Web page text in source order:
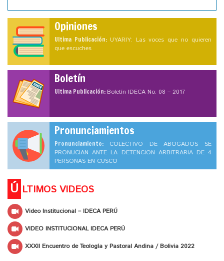
Opiniones
Ultima Publicación: UYARIY: Las voces que no quieren
que escuches
Boletín
Ultima Publicación:Boletín IDECA No. 08 – 2017
Pronunciamientos
Pronunciamiento: COLECTIVO DE ABOGADOS SE
PRONUCIAN ANTE LA DETENCION ARBITRARIA DE 4
PERSONAS EN CUSCO
Ú LTIMOS VIDEOS
Video Institucional – IDECA PERÚ
VIDEO INSTITUCIONAL IDECA PERÚ
XXXII Encuentro de Teología y Pastoral Andina / Bolivia 2022